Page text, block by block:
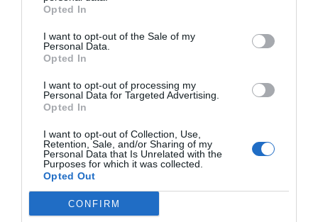
Opted In
I want to opt-out of the Sale of my
Personal Data.
Opted In
I want to opt-out of processing my
Personal Data for Targeted Advertising.
Opted In
I want to opt-out of Collection, Use,
Retention, Sale, and/or Sharing of my
Personal Data that Is Unrelated with the
Purposes for which it was collected.
Opted Out
CONFIRM